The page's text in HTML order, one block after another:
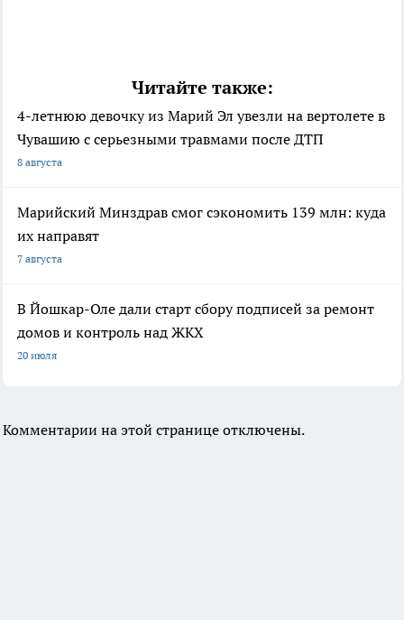
Читайте также:
4-летнюю девочку из Марий Эл увезли на вертолете в
Чувашию с серьезными травмами после ДТП
8 августа
Марийский Минздрав смог сэкономить 139 млн: куда
их направят
7 августа
В Йошкар-Оле дали старт сбору подписей за ремонт
домов и контроль над ЖКХ
20 июля
Комментарии на этой странице отключены.